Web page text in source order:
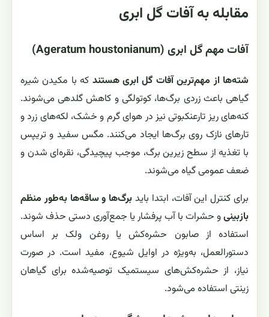
مقابله به آفات گل ابری
آفات مهم گل ابری (Ageratum houstonianum)
شته‌ها از مهم‌ترین آفات گل ابری هستند که با مکیدن شیره
گیاهی باعث زردی برگ‌ها، کوتولگی و کاهش گلدهی می‌شوند.
کنه‌های ریز تارعنکبوتی نیز در هوای گرم و خشک، لکه‌های زرد و
تارهای نازک روی برگ‌ها ایجاد می‌کنند. مگس سفید و تریپس
با تغذیه از سطح زیرین برگ، موجب پیچیدگی، نقره‌ای شدن و
ضعف عمومی گیاه می‌شوند.
برای کنترل این آفات، ابتدا باید برگ‌ها و ساقه‌ها به‌طور منظم
بازبینیو حشرات با آب پرفشار یا جمع‌آوری دستی حذف شوند.
استفاده از صابون حشره‌کش یا روغن ولک بر اساس
دستورالعمل، به‌ویژه در اوایل شیوع، مفید است. در صورت
نیاز، از حشره‌کش‌های سیستمیک توصیه‌شده برای گیاهان
زینتی استفاده می‌شود.